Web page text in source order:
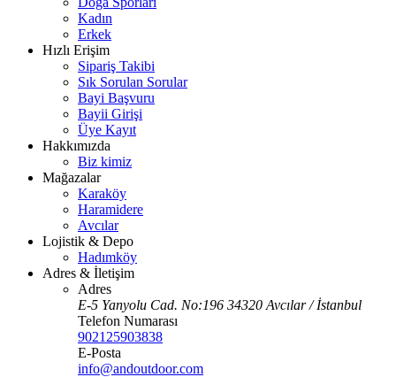
Kadın
Erkek
Hızlı Erişim
Sipariş Takibi
Sık Sorulan Sorular
Bayi Başvuru
Bayii Girişi
Üye Kayıt
Hakkımızda
Biz kimiz
Mağazalar
Karaköy
Haramidere
Avcılar
Lojistik & Depo
Hadımköy
Adres & İletişim
Adres
E-5 Yanyolu Cad. No:196 34320 Avcılar / İstanbul
Telefon Numarası
902125903838
E-Posta
info@andoutdoor.com